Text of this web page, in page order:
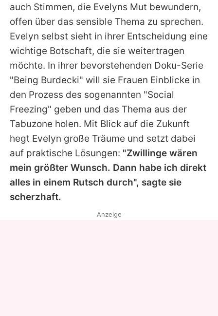
auch Stimmen, die Evelyns Mut bewundern,
offen über das sensible Thema zu sprechen.
Evelyn selbst sieht in ihrer Entscheidung eine
wichtige Botschaft, die sie weitertragen
möchte. In ihrer bevorstehenden Doku-Serie
"Being Burdecki" will sie Frauen Einblicke in
den Prozess des sogenannten "Social
Freezing" geben und das Thema aus der
Tabuzone holen. Mit Blick auf die Zukunft
hegt Evelyn große Träume und setzt dabei
auf praktische Lösungen: "Zwillinge wären
mein größter Wunsch. Dann habe ich direkt
alles in einem Rutsch durch", sagte sie
scherzhaft.
Anzeige